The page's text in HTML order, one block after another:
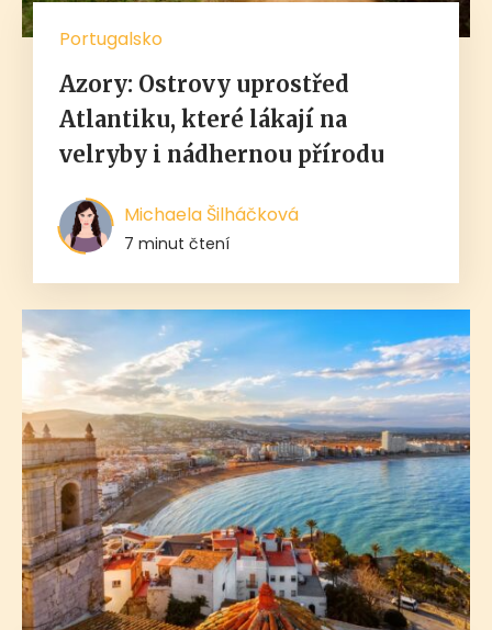
Portugalsko
Azory: Ostrovy uprostřed
Atlantiku, které lákají na
velryby i nádhernou přírodu
Michaela Šilháčková
7 minut čtení